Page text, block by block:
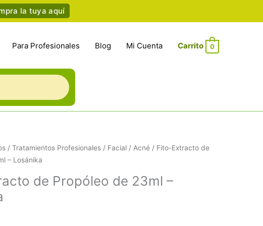
la tuya aquí
Para Profesionales Blog Mi Cuenta 0
/ Tratamientos Profesionales / Facial / Acné / Fito-Extracto de
– Losánika
de Propóleo de 23ml –